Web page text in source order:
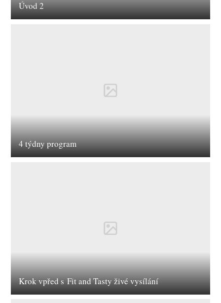
Úvod 2
4 týdny program
Krok vpřed s Fit and Tasty živé vysílání